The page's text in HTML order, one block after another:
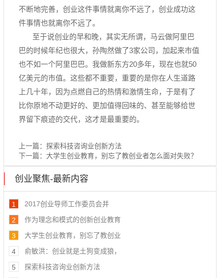
不断地完善，创业这件事情就离你不远了，创业成功这
件事情也就离你不远了。
至于说创业的早和晚，其实无所谓，马云做阿里巴
巴的时候年纪也很大，孙陶然做了3家公司，加起来市值
也不如一个阿里巴巴。我做新东方20多年，现在也就50
亿美元的市值。这些都不重要，重要的是你在人生道路
上几十年，因为点燃自己的热情和激情生命，于是有了
比你原地不动更好的、更加值得回味的、甚至能够给世
界留下痕迹的交代，这才是最重要的。
上一篇： 探索科技咨询业创新方法
下一篇： 大学生创业教育，别忘了教创业者怎么面对失败？
创业聚焦-最新内容
2017创业导师工作委员会并
1
作为理念和模式的创新创业教育
2
大学生创业教育，别忘了教创业
3
俞敏洪：创业就是土狗变成狼，
4
探索科技咨询业创新方法
5